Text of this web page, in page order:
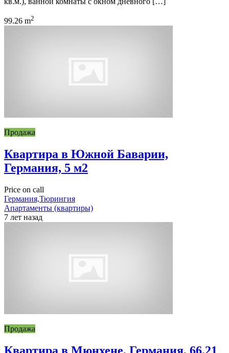
99.26 m2
Продажа
Квартира в Южной Баварии,
Германия, 5 м2
Price on call
Германия,Тюрингия
Апартаменты (квартиры)
7 лет назад
Продажа
Квартира в Мюнхене, Германия, 66.21